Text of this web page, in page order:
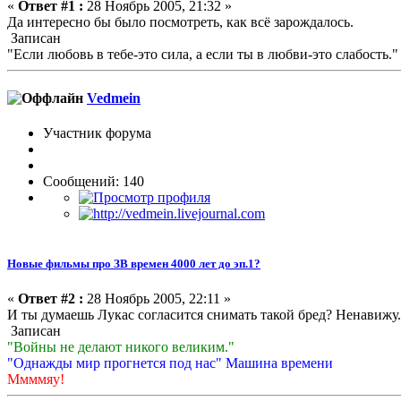
« Ответ #1 : 28 Ноябрь 2005, 21:32 »
Да интересно бы было посмотреть, как всё зарождалось.
Записан
"Если любовь в тебе-это сила, а если ты в любви-это слабость."
Vedmein
Участник форума
Сообщений: 140
Новые фильмы про ЗВ времен 4000 лет до эп.1?
« Ответ #2 : 28 Ноябрь 2005, 22:11 »
И ты думаешь Лукас согласится снимать такой бред?
Записан
"Войны не делают никого великим."
"Однажды мир прогнется под нас" Машина времени
Ммммяу!